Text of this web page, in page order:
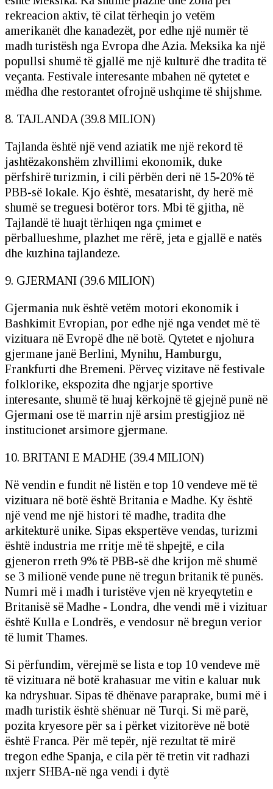
rekreacion aktiv, të cilat tërheqin jo vetëm
amerikanët dhe kanadezët, por edhe një numër të
madh turistësh nga Evropa dhe Azia. Meksika ka një
popullsi shumë të gjallë me një kulturë dhe tradita të
veçanta. Festivale interesante mbahen në qytetet e
mëdha dhe restorantet ofrojnë ushqime të shijshme.
8. TAJLANDA (39.8 MILION)
Tajlanda është një vend aziatik me një rekord të
jashtëzakonshëm zhvillimi ekonomik, duke
përfshirë turizmin, i cili përbën deri në 15-20% të
PBB-së lokale. Kjo është, mesatarisht, dy herë më
shumë se treguesi botëror tors. Mbi të gjitha, në
Tajlandë të huajt tërhiqen nga çmimet e
përballueshme, plazhet me rërë, jeta e gjallë e natës
dhe kuzhina tajlandeze.
9. GJERMANI (39.6 MILION)
Gjermania nuk është vetëm motori ekonomik i
Bashkimit Evropian, por edhe një nga vendet më të
vizituara në Evropë dhe në botë. Qytetet e njohura
gjermane janë Berlini, Mynihu, Hamburgu,
Frankfurti dhe Bremeni. Përveç vizitave në festivale
folklorike, ekspozita dhe ngjarje sportive
interesante, shumë të huaj kërkojnë të gjejnë punë në
Gjermani ose të marrin një arsim prestigjioz në
institucionet arsimore gjermane.
10. BRITANI E MADHE (39.4 MILION)
Në vendin e fundit në listën e top 10 vendeve më të
vizituara në botë është Britania e Madhe. Ky është
një vend me një histori të madhe, tradita dhe
arkitekturë unike. Sipas ekspertëve vendas, turizmi
është industria me rritje më të shpejtë, e cila
gjeneron rreth 9% të PBB-së dhe krijon më shumë
se 3 milionë vende pune në tregun britanik të punës.
Numri më i madh i turistëve vjen në kryeqytetin e
Britanisë së Madhe - Londra, dhe vendi më i vizituar
është Kulla e Londrës, e vendosur në bregun verior
të lumit Thames.
Si përfundim, vërejmë se lista e top 10 vendeve më
të vizituara në botë krahasuar me vitin e kaluar nuk
ka ndryshuar. Sipas të dhënave paraprake, bumi më i
madh turistik është shënuar në Turqi. Si më parë,
pozita kryesore për sa i përket vizitorëve në botë
është Franca. Për më tepër, një rezultat të mirë
tregon edhe Spanja, e cila për të tretin vit radhazi
nxjerr SHBA-në nga vendi i dytë